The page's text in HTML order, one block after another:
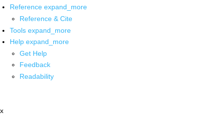
Reference expand_more
Reference & Cite
Tools expand_more
Help expand_more
Get Help
Feedback
Readability
x